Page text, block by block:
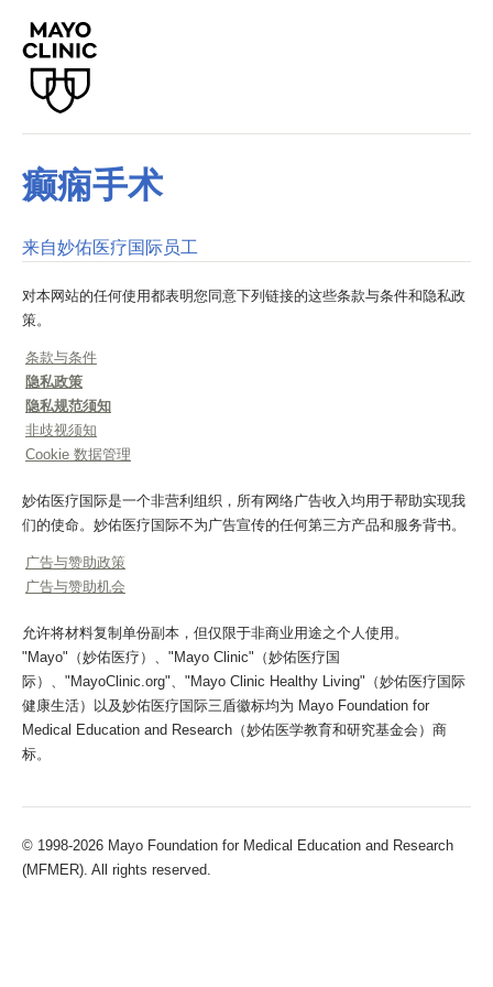
癫痫手术
来自妙佑医疗国际员工
对本网站的任何使用都表明您同意下列链接的这些条款与条件和隐私政
策。
条款与条件
隐私政策
隐私规范须知
非歧视须知
Cookie 数据管理
妙佑医疗国际是一个非营利组织，所有网络广告收入均用于帮助实现我
们的使命。妙佑医疗国际不为广告宣传的任何第三方产品和服务背书。
广告与赞助政策
广告与赞助机会
允许将材料复制单份副本，但仅限于非商业用途之个人使用。
"Mayo"（妙佑医疗）、"Mayo Clinic"（妙佑医疗国
际）、"MayoClinic.org"、"Mayo Clinic Healthy Living"（妙佑医疗国际
健康生活）以及妙佑医疗国际三盾徽标均为 Mayo Foundation for
Medical Education and Research（妙佑医学教育和研究基金会）商
标。
© 1998-2026 Mayo Foundation for Medical Education and Research
(MFMER). All rights reserved.